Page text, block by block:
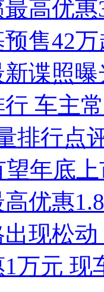
高优
售42
谍照
车主
排行点
望年底
优惠
现松
万元 现